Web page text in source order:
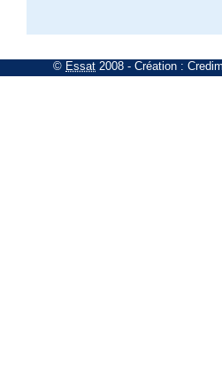
© Essat 2008 - Création : Credim